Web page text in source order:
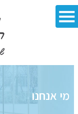
מי אנחנו